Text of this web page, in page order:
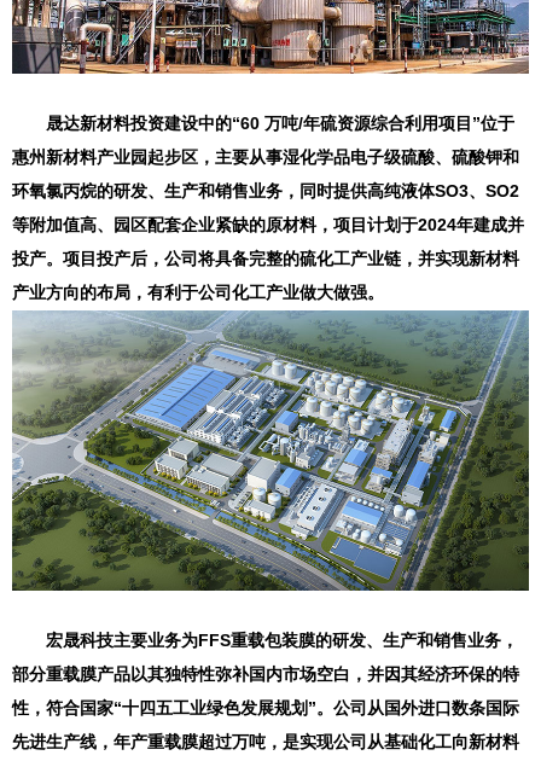
晟达新材料投资建设中的“60 万吨/年硫资源综合利用项目”位于
惠州新材料产业园起步区，主要从事湿化学品电子级硫酸、硫酸钾和
环氧氯丙烷的研发、生产和销售业务，同时提供高纯液体SO3、SO2
等附加值高、园区配套企业紧缺的原材料，项目计划于2024年建成并
投产。项目投产后，公司将具备完整的硫化工产业链，并实现新材料
产业方向的布局，有利于公司化工产业做大做强。
宏晟科技主要业务为FFS重载包装膜的研发、生产和销售业务，
部分重载膜产品以其独特性弥补国内市场空白，并因其经济环保的特
性，符合国家“十四五工业绿色发展规划”。公司从国外进口数条国际
先进生产线，年产重载膜超过万吨，是实现公司从基础化工向新材料